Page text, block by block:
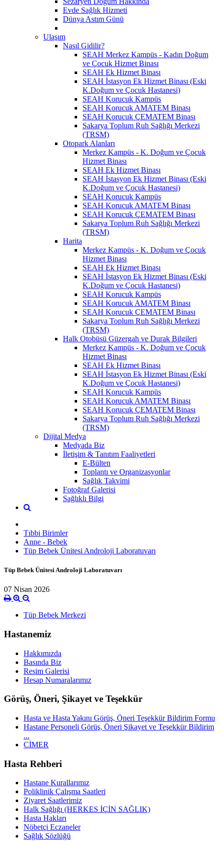
Evde Sağlık Hizmeti
Dünya Astım Günü
Ulaşım
Nasıl Gidilir?
SEAH Merkez Kampüs - Kadın Doğum
ve Çocuk Hizmet Binası
SEAH Ek Hizmet Binası
SEAH İstasyon Ek Hizmet Binası (Eski
K.Doğum ve Çocuk Hastanesi)
SEAH Korucuk Kampüs
SEAH Korucuk AMATEM Binası
SEAH Korucuk ÇEMATEM Binası
Sakarya Toplum Ruh Sağlığı Merkezi
(TRSM)
Otopark Alanları
Merkez Kampüs - K. Doğum ve Çocuk
Hizmet Binası
SEAH Ek Hizmet Binası
SEAH İstasyon Ek Hizmet Binası (Eski
K.Doğum ve Çocuk Hastanesi)
SEAH Korucuk Kampüs
SEAH Korucuk AMATEM Binası
SEAH Korucuk ÇEMATEM Binası
Sakarya Toplum Ruh Sağlığı Merkezi
(TRSM)
Harita
Merkez Kampüs - K. Doğum ve Çocuk
Hizmet Binası
SEAH Ek Hizmet Binası
SEAH İstasyon Ek Hizmet Binası (Eski
K.Doğum ve Çocuk Hastanesi)
SEAH Korucuk Kampüs
SEAH Korucuk AMATEM Binası
SEAH Korucuk ÇEMATEM Binası
Sakarya Toplum Ruh Sağlığı Merkezi
(TRSM)
Halk Otobüsü Güzergah ve Durak Bilgileri
Merkez Kampüs - K. Doğum ve Çocuk
Hizmet Binası
SEAH Ek Hizmet Binası
SEAH İstasyon Ek Hizmet Binası (Eski
K.Doğum ve Çocuk Hastanesi)
SEAH Korucuk Kampüs
SEAH Korucuk AMATEM Binası
SEAH Korucuk ÇEMATEM Binası
Sakarya Toplum Ruh Sağlığı Merkezi
(TRSM)
Dijital Medya
Medyada Biz
İletişim & Tanıtım Faaliyetleri
E-Bülten
Toplantı ve Organizasyonlar
Sağlık Takvimi
Fotoğraf Galerisi
Sağlıklı Bilgi
Tıbbi Birimler
Anne - Bebek
Tüp Bebek Ünitesi Androloji Laboratuvarı
Tüp Bebek Ünitesi Androloji Laboratuvarı
07 Nisan 2026
Tüp Bebek Merkezi
Hastanemiz
Hakkımızda
Basında Biz
Resim Galerisi
Hesap Numaralarımız
Görüş, Öneri, Şikayet ve Teşekkür
Hasta ve Hasta Yakını Görüş, Öneri Teşekkür Bildirim Formu
Hastane Personeli Görüş, Öneri Şikayet ve Teşekkür Bildirim
...
CİMER
Hasta Rehberi
Hastane Kurallarımız
Poliklinik Çalışma Saatleri
Ziyaret Saatlerimiz
Halk Sağlığı (HERKES İÇİN SAĞLIK)
Hasta Hakları
Nöbetçi Eczaneler
Sağlık Sözlüğü